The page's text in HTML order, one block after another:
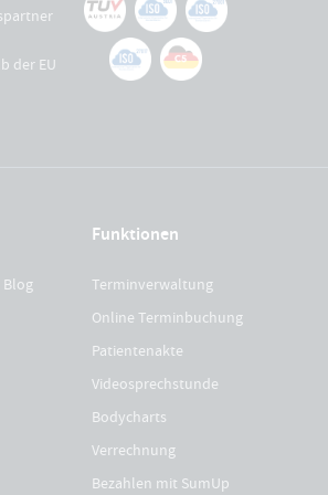
der EU
Funktionen
Terminverwaltung
Online Terminbuchung
Patientenakte
Videosprechstunde
Bodycharts
Verrechnung
Bezahlen mit SumUp